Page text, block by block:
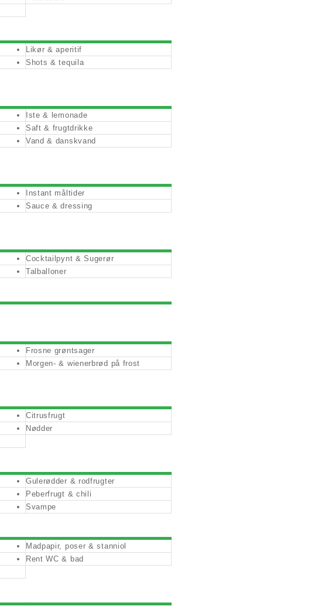
Likør & aperitif
Shots & tequila
Iste & lemonade
Saft & frugtdrikke
Vand & danskvand
Instant måltider
Sauce & dressing
Cocktailpynt & Sugerør
Talballoner
Frosne grøntsager
Morgen- & wienerbrød på frost
Citrusfrugt
Nødder
Gulerødder & rodfrugter
Peberfrugt & chili
Svampe
Madpapir, poser & stanniol
Rent WC & bad